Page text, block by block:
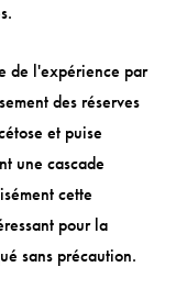
de l'expérience par
des réserves
et puise
une cascade
cette
pour la
sans précaution.